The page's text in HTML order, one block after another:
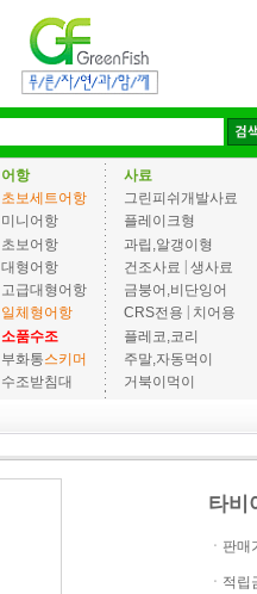
어항
초보세트어항
미니어항
초보어항
대형어항
고급대형어항
일체형어항
소품수조
부화통스키머
수조받침대
사료
그린피쉬개발사료
플레이크형
과립,알갱이형
건조사료 | 생사료
금붕어,비단잉어
CRS전용
치어용
플레코,코리
주말,자동먹이
거북이먹이
타비
ㆍ판매
ㆍ적립